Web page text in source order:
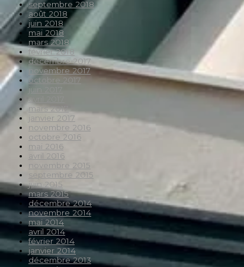
septembre 2018
août 2018
juin 2018
mai 2018
mars 2018
février 2018
décembre 2017
novembre 2017
octobre 2017
juin 2017
avril 2017
mars 2017
janvier 2017
novembre 2016
octobre 2016
mai 2016
avril 2016
novembre 2015
septembre 2015
juin 2015
mars 2015
décembre 2014
novembre 2014
mai 2014
avril 2014
février 2014
janvier 2014
décembre 2013